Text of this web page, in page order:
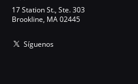
17 Station St., Ste. 303
Brookline, MA 02445
Síguenos